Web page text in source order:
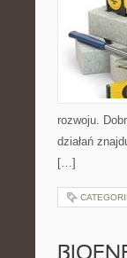
rozwoju.
działań
[…]